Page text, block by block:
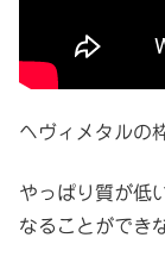
ヘヴィメタルの
やっぱり質が低
なることができ